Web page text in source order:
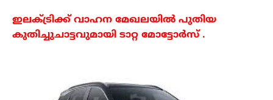
ഇലക്ട്രിക്ക് വാഹന മേഖലയിൽ പുതിയ
കുതിച്ചുചാട്ടവുമായി ടാറ്റ മോട്ടോർസ്.